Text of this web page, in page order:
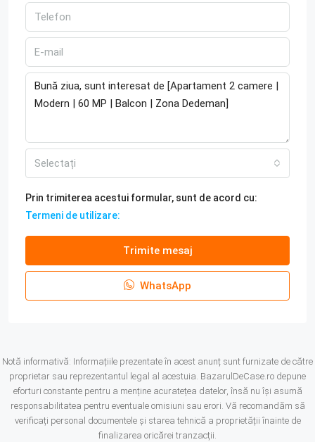
Selectați
Prin trimiterea acestui formular, sunt de acord cu:
Termeni de utilizare:
Trimite mesaj
WhatsApp
Notă informativă: Informațiile prezentate în acest anunț sunt furnizate de către
proprietar sau reprezentantul legal al acestuia. BazarulDeCase.ro depune
eforturi constante pentru a menține acuratețea datelor, însă nu își asumă
responsabilitatea pentru eventuale omisiuni sau erori. Vă recomandăm să
verificați personal documentele și starea tehnică a proprietății înainte de
finalizarea oricărei tranzacții.